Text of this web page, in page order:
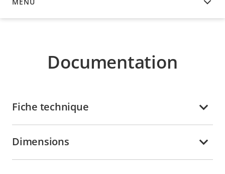
DOCUMENTATION
Documentation
Fiche technique
Dimensions